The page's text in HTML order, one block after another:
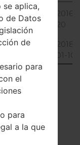
Talla
24.65
MiB
2016-
20
24.6
2018-
01-10
se aplica,
de Datos
de
para
el
para
a la que